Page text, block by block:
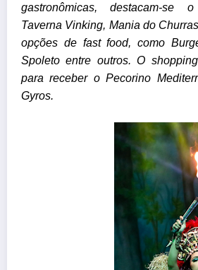
gastronômicas, destacam-se
Taverna Vinking, Mania do
opções de fast food, como
Spoleto entre outros. O
para receber o Pecorino
Gyros.